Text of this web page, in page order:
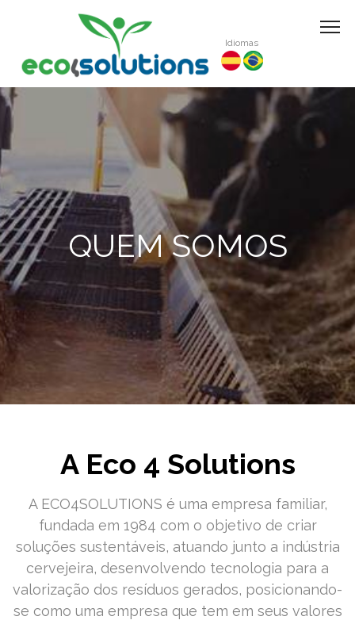
Idiomas
QUEM SOMOS
A Eco 4 Solutions
A ECO4SOLUTIONS é uma empresa familiar,
fundada em 1984 com o objetivo de criar
soluções sustentáveis, atuando junto a indústria
cervejeira, desenvolvendo tecnologia para a
valorização dos resíduos gerados, posicionando-
se como uma empresa que tem em seus valores